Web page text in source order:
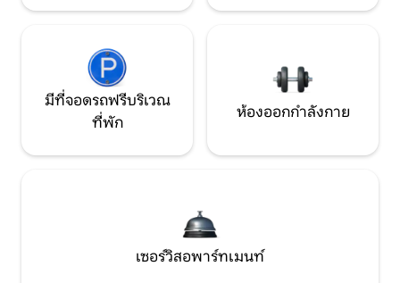
มีที่จอดรถฟรีบริเวณ
ที่พัก
ห้องออกกำลังกาย
เซอร์วิสอพาร์ทเมนท์